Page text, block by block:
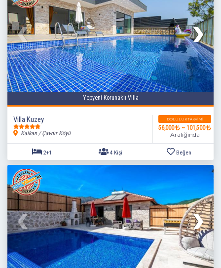
2+1 4 Kişi Beğen
Yepyeni Korunaklı Villa
Villa Kuzey
Kalkan / Çavdır Köyü
DOLULUK TAKVIMI
56,000 ~ 101,500
Aralığında